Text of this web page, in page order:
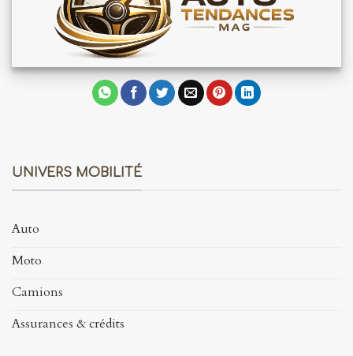
UNIVERS MOBILITÉ
Auto
Moto
Camions
Assurances & crédits